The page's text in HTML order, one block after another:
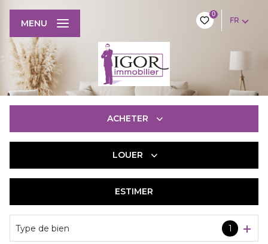
0
FR
MENU
ACHETER
De l'immo pro
LOUER
De l'immo pro
ESTIMER
Type de bien 1